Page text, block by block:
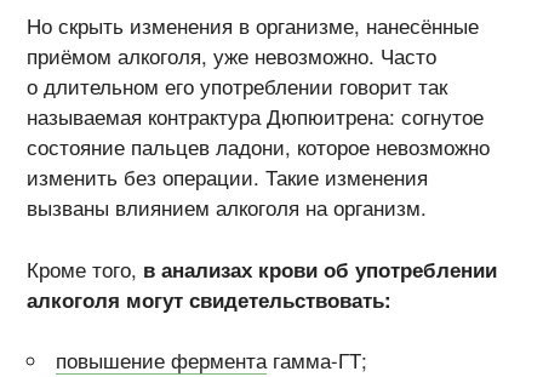
Но скрыть изменения в организме, нанесённые
приёмом алкоголя, уже невозможно. Часто
о длительном его употреблении говорит так
называемая контрактура Дюпюитрена: согнутое
состояние пальцев ладони, которое невозможно
изменить без операции. Такие изменения
вызваны влиянием алкоголя на организм.
Кроме того, в анализах крови об употреблении
алкоголя могут свидетельствовать:
повышение фермента гамма-ГТ;